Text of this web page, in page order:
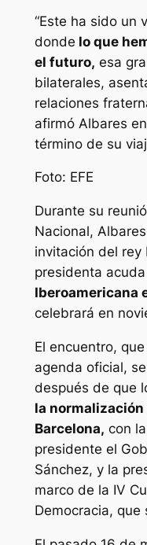
“Este ha sido un
donde lo que
el futuro, esa
bilaterales,
relaciones
afirmó Albares
término de su
Foto: EFE
Durante su
Nacional,
invitación del rey
presidenta
Iberoamericana
celebrará en
El encuentro,
agenda oficial,
después de que
la
Barcelona, con
presidente el
Sánchez, y la
marco de la IV
Democracia, que